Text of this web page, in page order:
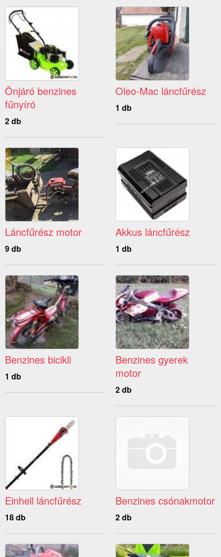
Önjáró benzines
fűnyíró
2 db
Oleo-Mac láncfűrész
1 db
Láncfűrész motor
9 db
Akkus láncfűrész
1 db
Benzines bicikli
1 db
Benzines gyerek
motor
2 db
Einhell láncfűrész
18 db
Benzines csónakmotor
2 db